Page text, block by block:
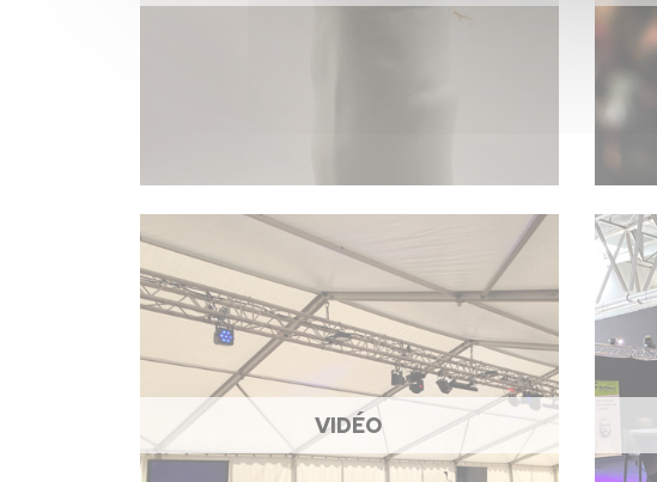
VIDÉO